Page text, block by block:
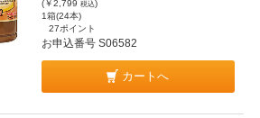
(￥2,799 税込)
1箱(24本)
27ポイント
お申込番号 S06582
カートへ